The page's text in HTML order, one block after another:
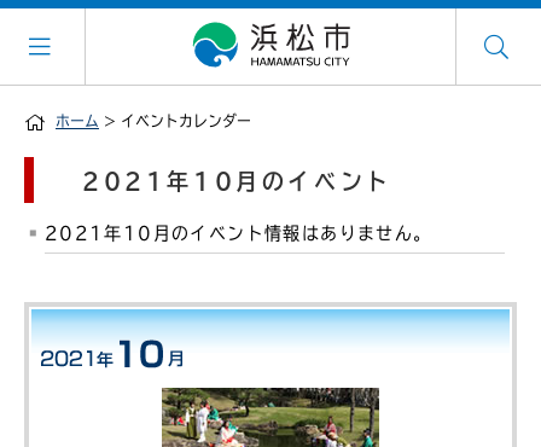
ホーム > イベントカレンダー
2021年10月のイベント
2021年10月のイベント情報はありません。